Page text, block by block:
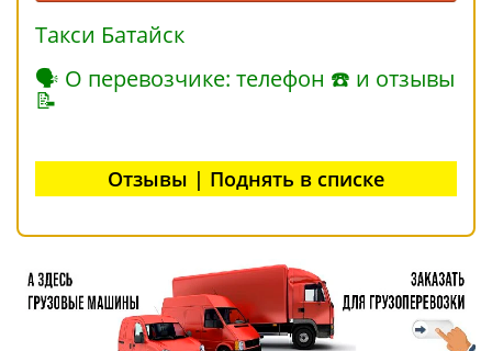
Такси Батайск
🗣 О перевозчике: телефон ☎ и отзывы
📝
Отзывы | Поднять в списке